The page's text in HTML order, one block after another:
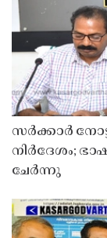
സർക്കാർ
നിർദേശം;
ചേർന്നു